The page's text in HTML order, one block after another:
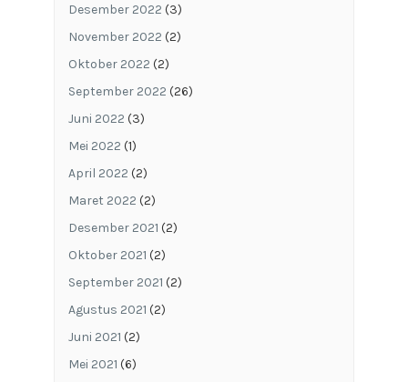
Desember 2022 (3)
November 2022 (2)
Oktober 2022 (2)
September 2022 (26)
Juni 2022 (3)
Mei 2022 (1)
April 2022 (2)
Maret 2022 (2)
Desember 2021 (2)
Oktober 2021 (2)
September 2021 (2)
Agustus 2021 (2)
Juni 2021 (2)
Mei 2021 (6)